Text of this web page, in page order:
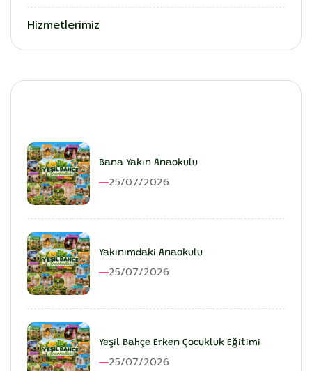
Hizmetlerimiz
Bana Yakın Anaokulu
25/07/2026
Yakınımdaki Anaokulu
25/07/2026
Yeşil Bahçe Erken Çocukluk Eğitimi
25/07/2026